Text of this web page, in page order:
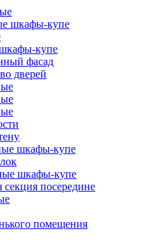
шкафы-купе
купе
фасад
дверей
шкафы-купе
шкафы-купе
секция посередине
помещения